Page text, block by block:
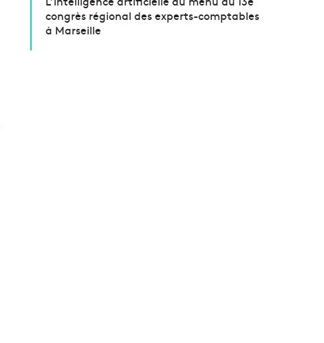
congrès régional des experts-comptables
à Marseille